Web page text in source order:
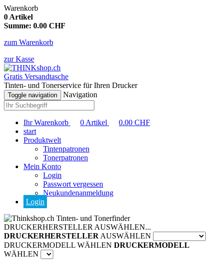
Warenkorb
0 Artikel
Summe: 0.00 CHF
zum Warenkorb
zur Kasse
Gratis Versandtasche
Tinten- und Tonerservice für Ihren Drucker
Toggle navigation Navigation
Ihr Warenkorb 0 Artikel 0.00 CHF
start
Produktwelt
Tintenpatronen
Tonerpatronen
Mein Konto
Login
Passwort vergessen
Neukundenanmeldung
Login
Tinten- und Tonerfinder
DRUCKERHERSTELLER AUSWÄHLEN...
DRUCKERHERSTELLER AUSWÄHLEN
DRUCKERMODELL WÄHLEN DRUCKERMODELL
WÄHLEN